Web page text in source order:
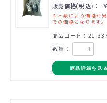
販売価格(税込)：
※本数により価格が
での価格となります。
商品コード：21-
数量：
商品詳細を見る